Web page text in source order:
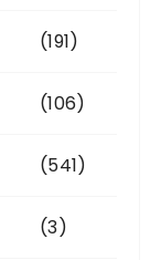
(191)
(106)
(541)
(3)